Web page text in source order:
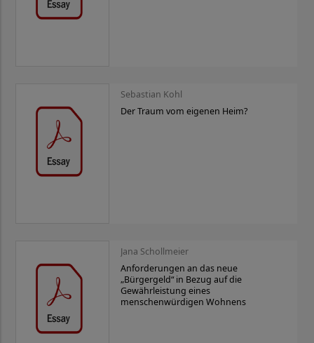
Sebastian Kohl
Der Traum vom eigenen Heim?
Jana Schollmeier
Anforderungen an das neue
„Bürgergeld“ in Bezug auf die
Gewährleistung eines
menschenwürdigen Wohnens